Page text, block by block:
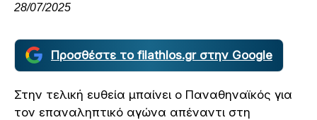
28/07/2025
Προσθέστε το filathlos.gr στην Google
Στην τελική ευθεία μπαίνει ο Παναθηναϊκός για
τον επαναληπτικό αγώνα απέναντι στη